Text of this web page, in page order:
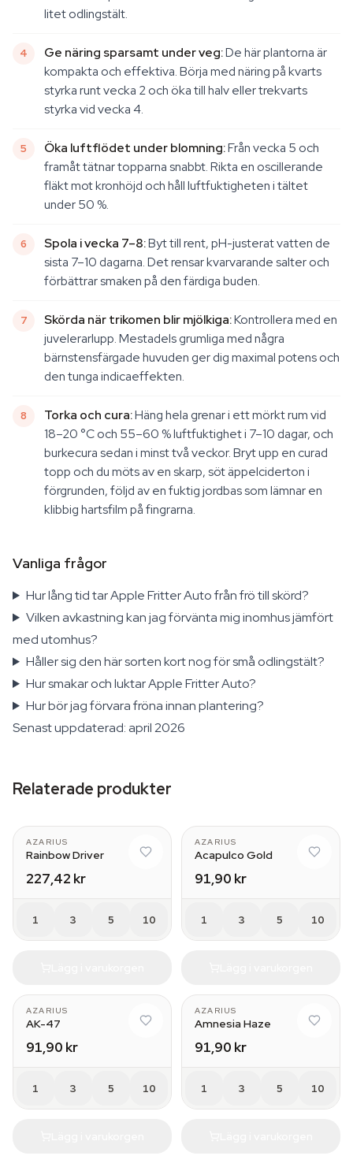
litet odlingstält.
Ge näring sparsamt under veg:De här plantorna är
kompakta och effektiva. Börja med näring på kvarts
styrka runt vecka 2 och öka till halv eller trekvarts
styrka vid vecka 4.
Öka luftflödet under blomning:Från vecka 5 och
framåt tätnar topparna snabbt. Rikta en oscillerande
fläkt mot kronhöjd och håll luftfuktigheten i tältet
under 50 %.
Spola i vecka 7–8:Byt till rent, pH-justerat vatten de
sista 7–10 dagarna. Det rensar kvarvarande salter och
förbättrar smaken på den färdiga buden.
Skörda när trikomen blir mjölkiga:Kontrollera med en
juvelerarlupp. Mestadels grumliga med några
bärnstensfärgade huvuden ger dig maximal potens och
den tunga indicaeffekten.
Torka och cura:Häng hela grenar i ett mörkt rum vid
18–20 °C och 55–60 % luftfuktighet i 7–10 dagar, och
burkecura sedan i minst två veckor. Bryt upp en curad
topp och du möts av en skarp, söt äppelciderton i
förgrunden, följd av en fuktig jordbas som lämnar en
klibbig hartsfilm på fingrarna.
Vanliga frågor
Hur lång tid tar Apple Fritter Auto från frö till skörd?
Vilken avkastning kan jag förvänta mig inomhus jämfört
med utomhus?
Håller sig den här sorten kort nog för små odlingstält?
Hur smakar och luktar Apple Fritter Auto?
Hur bör jag förvara fröna innan plantering?
Senast uppdaterad: april 2026
Relaterade produkter
AZARIUS
Rainbow Driver
227,42 kr
1 3 5 10
AZARIUS
Acapulco Gold
91,90 kr
1 3 5 10
AZARIUS
AK-47
91,90 kr
1 3 5 10
AZARIUS
Amnesia Haze
91,90 kr
1 3 5 10